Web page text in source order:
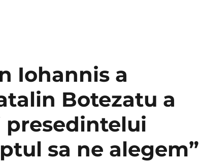
Iohannis a
Botezatu a
sa ne alegem”